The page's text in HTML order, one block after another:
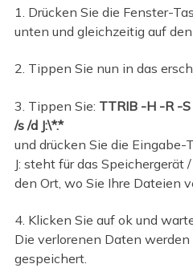
1. Drücken Sie die Fenster-
unten und gleichzeitig auf
2. Tippen Sie nun in das
3. Tippen Sie: TTRIB -H -R -S
/s /d J:\*.*
und drücken Sie die Eingabe-
J: steht für das Speichergerät
den Ort, wo Sie Ihre Dateien
4. Klicken Sie auf ok und
Die verlorenen Daten
gespeichert.